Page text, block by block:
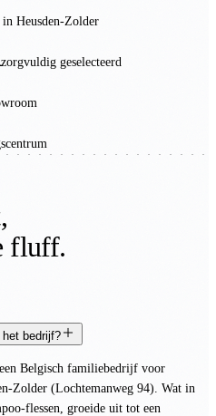
Heusden-Zolder
zorgvuldig geselecteerd
fluff.
bedrijf?
Belgisch familiebedrijf voor
Zolder (Lochtemanweg 94). Wat in
flessen, groeide uit tot een